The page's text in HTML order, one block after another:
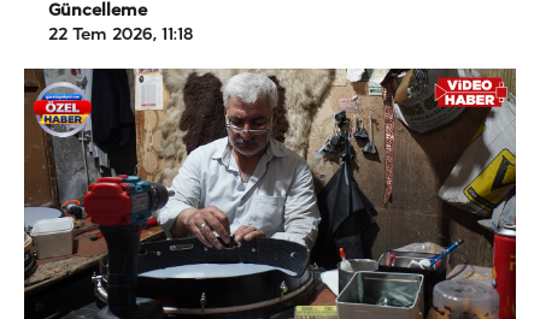
Güncelleme
22 Tem 2026, 11:18